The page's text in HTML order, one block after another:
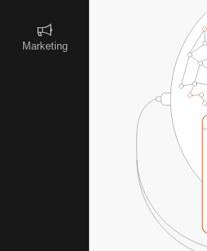
Marketing